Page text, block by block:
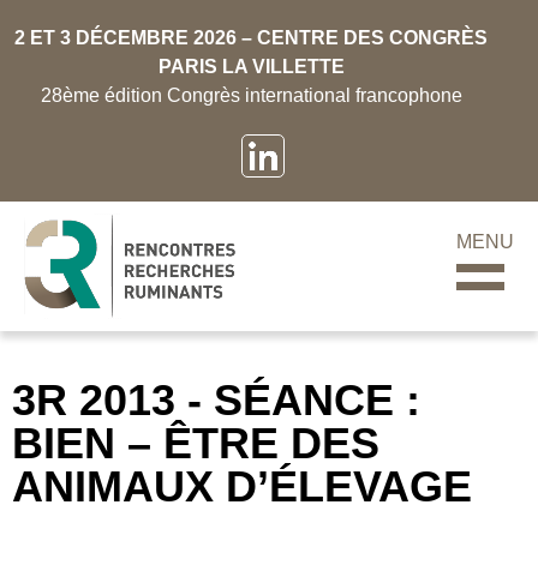
2 ET 3 DÉCEMBRE 2026 – CENTRE DES CONGRÈS
PARIS LA VILLETTE
28ème édition Congrès international francophone
MENU
3R 2013 - SÉANCE :
BIEN – ÊTRE DES
ANIMAUX D’ÉLEVAGE